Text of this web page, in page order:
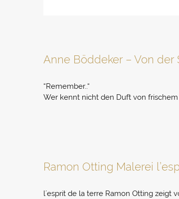
Anne Böddeker – Von
“Remember..“
Wer kennt nicht den Duft von
Ramon Otting Malerei
l´esprit de la terre Ramon Otting zeigt